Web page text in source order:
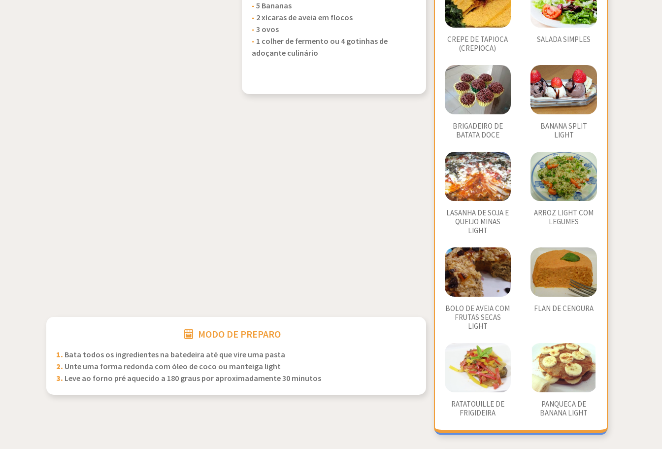
-5 Bananas
- 2 xícaras de aveia em flocos
-3 ovos
- 1 colher de fermento ou 4 gotinhas de
adoçante culinário
MODO DE PREPARO
1. Bata todos os ingredientes na batedeira até que vire uma pasta
2. Unte uma forma redonda com óleo de coco ou manteiga light
3. Leve ao forno pré aquecido a 180 graus por aproximadamente 30 minutos
CREPE DE TAPIOCA
(CREPIOCA)
SALADA SIMPLES
BRIGADEIRO DE
BATATA DOCE
BANANA SPLIT
LIGHT
LASANHA DE SOJA E
QUEIJO MINAS
LIGHT
ARROZ LIGHT COM
LEGUMES
BOLO DE AVEIA COM
FRUTAS SECAS
LIGHT
FLAN DE CENOURA
RATATOUILLE DE
FRIGIDEIRA
PANQUECA DE
BANANA LIGHT